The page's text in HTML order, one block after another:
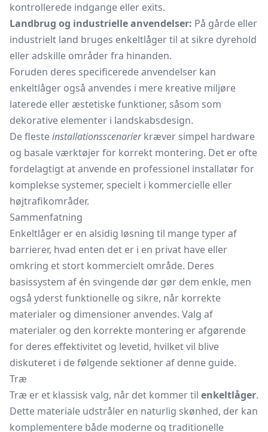
kontrollerede indgange eller exits.
Landbrug og industrielle anvendelser: På gårde eller
industrielt land bruges enkeltlåger til at sikre dyrehold
eller adskille områder fra hinanden.
Foruden deres specificerede anvendelser kan
enkeltlåger også anvendes i mere kreative miljøre
laterede eller æstetiske funktioner, såsom som
dekorative elementer i landskabsdesign.
De flesteinstallationsscenarierkræver simpel hardware
og basale værktøjer for korrekt montering. Det er ofte
fordelagtigt at anvende en professionel installatør for
komplekse systemer, specielt i kommercielle eller
højtrafikområder.
Sammenfatning
Enkeltlåger er en alsidig løsning til mange typer af
barrierer, hvad enten det er i en privat have eller
omkring et stort kommercielt område. Deres
basissystem af én svingende dør gør dem enkle, men
også yderst funktionelle og sikre, når korrekte
materialer og dimensioner anvendes. Valg af
materialer og den korrekte montering er afgørende
for deres effektivitet og levetid, hvilket vil blive
diskuteret i de følgende sektioner af denne guide.
Træ
Træ er et klassisk valg, når det kommer til enkeltlåger.
Dette materiale udstråler en naturlig skønhed, der kan
komplementere både moderne og traditionelle